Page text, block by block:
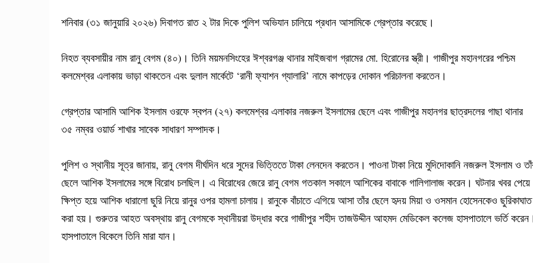
শনিবার (৩১ জানুয়ারি ২০২৬) দিবাগত রাত ২ টার দিকে পুলিশ অভিযান চালিয়ে প্রধান আসামিকে গ্রেপ্তার করেছে।
নিহত ব্যবসায়ীর নাম রানু বেগম (৪০)। তিনি ময়মনসিংহের ঈশ্বরগঞ্জ থানার মাইজবাগ গ্রামের মো. হিরোনের স্ত্রী। গাজীপুর মহানগরের পশ্চিম
কলমেশ্বর এলাকায় ভাড়া থাকতেন এবং দুলাল মার্কেটে ‘রানী ফ্যাশন গ্যালারি’ নামে কাপড়ের দোকান পরিচালনা করতেন।
গ্রেপ্তার আসামি আশিক ইসলাম ওরফে স্বপন (২৭) কলমেশ্বর এলাকার নজরুল ইসলামের ছেলে এবং গাজীপুর মহানগর ছাত্রদলের গাছা থানার
৩৫ নম্বর ওয়ার্ড শাখার সাবেক সাধারণ সম্পাদক।
পুলিশ ও স্থানীয় সূত্র জানায়, রানু বেগম দীর্ঘদিন ধরে সুদের ভিত্তিতে টাকা লেনদেন করতেন। পাওনা টাকা নিয়ে মুদিদোকানি নজরুল ইসলাম ও
ছেলে আশিক ইসলামের সঙ্গে বিরোধ চলছিল। এ বিরোধের জেরে রানু বেগম গতকাল সকালে আশিকের বাবাকে গালিগালাজ করেন। ঘটনার খবর পেয়ে
ক্ষিপ্ত হয়ে আশিক ধারালো ছুরি নিয়ে রানুর ওপর হামলা চালায়। রানুকে বাঁচাতে এগিয়ে আসা তাঁর ছেলে হৃদয় মিয়া ও ওসমান হোসেনকেও ছুরিকাঘাত
করা হয়। গুরুতর আহত অবস্থায় রানু বেগমকে স্থানীয়রা উদ্ধার করে গাজীপুর শহীদ তাজউদ্দীন আহমদ মেডিকেল কলেজ হাসপাতালে ভর্তি
হাসপাতালে বিকেলে তিনি মারা যান।